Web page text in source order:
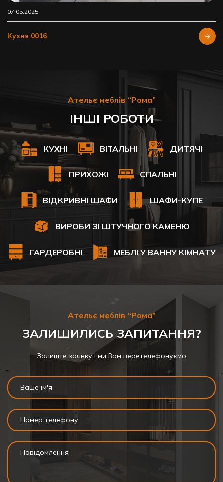
07.05.2025
Кухня 0016
Ательє меблів “Рома”
ІНШІ РОБОТИ
КУХНІ ВІТАЛЬНІ ДИТЯЧІ
ПРИХОЖІ СПАЛЬНІ
ВІДКРИВНІ ШАФИ ШАФИ-КУПЕ
ВИРОБИ ЗІ ШТУЧНОГО КАМЕНЮ
ГАРДЕРОБНІ МЕБЛІ У ВАННУ КІМНАТУ
Ательє меблів “Рома”
ЗАЛИШИЛИСЬ ЗАПИТАННЯ?
Залиште заявку і ми Вам перетелефонуємо